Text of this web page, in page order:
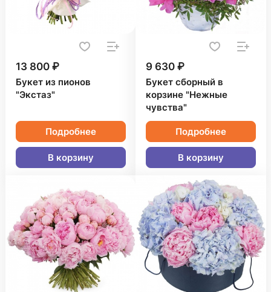
13 800 ₽
Букет из пионов
"Экстаз"
Подробнее
В корзину
9 630 ₽
Букет сборный в
корзине "Нежные
чувства"
Подробнее
В корзину